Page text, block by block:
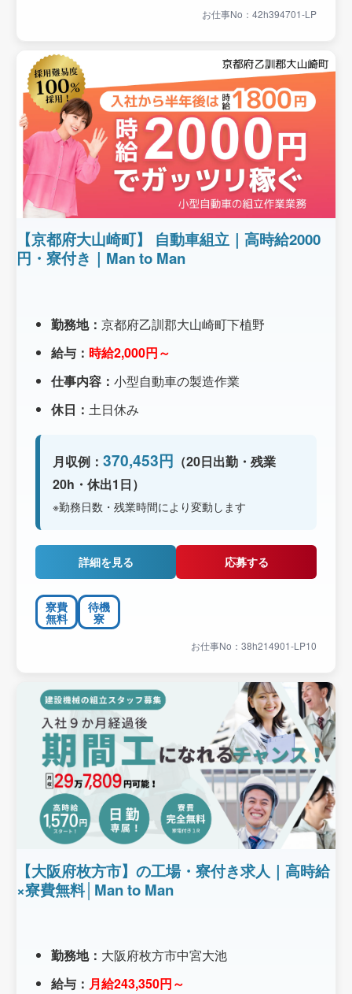
お仕事No：42h394701-LP
【京都府大山崎町】 自動車組立｜高時給2000
円・寮付き｜Man to Man
勤務地： 京都府乙訓郡大山崎町下植野
給与： 時給2,000円～
仕事内容： 小型自動車の製造作業
休日： 土日休み
月収例： 370,453円 （20日出勤・残業
20h・休出1日）
※勤務日数・残業時間により変動します
詳細を見る 応募する
寮費
無料
待機
寮
お仕事No：38h214901-LP10
【大阪府枚方市】の工場・寮付き求人｜高時給
×寮費無料│Man to Man
勤務地： 大阪府枚方市中宮大池
給与： 月給243,350円～